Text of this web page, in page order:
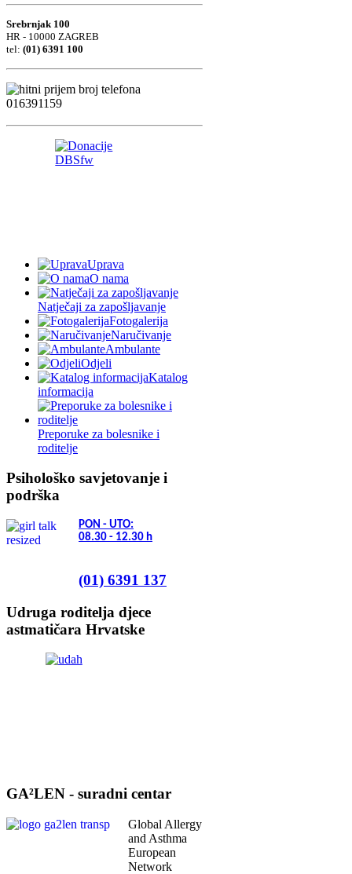
Srebrnjak 100
HR - 10000 ZAGREB
tel: (01) 6391 100
Uprava
O nama
Natječaji za zapošljavanje
Fotogalerija
Naručivanje
Ambulante
Odjeli
Katalog
informacija
Preporuke za bolesnike i
roditelje
Psihološko savjetovanje i
podrška
PON - UTO:
08.30 - 12.30 h
(01) 6391 137
Udruga roditelja djece
astmatičara Hrvatske
GA²LEN - suradni centar
Global Allergy
and Asthma
European
Network